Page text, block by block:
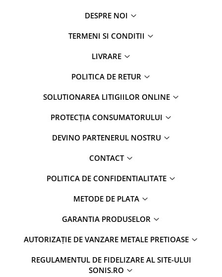
DESPRE NOI
TERMENI SI CONDITII
LIVRARE
POLITICA DE RETUR
SOLUTIONAREA LITIGIILOR ONLINE
PROTECȚIA CONSUMATORULUI
DEVINO PARTENERUL NOSTRU
CONTACT
POLITICA DE CONFIDENTIALITATE
METODE DE PLATA
GARANTIA PRODUSELOR
AUTORIZAȚIE DE VANZARE METALE PRETIOASE
REGULAMENTUL DE FIDELIZARE AL SITE-ULUI
SONIS.RO